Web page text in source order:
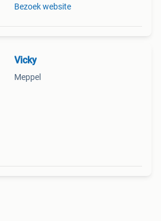
Bezoek website
Vicky
Meppel